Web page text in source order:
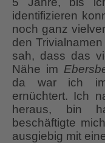
identifizieren
noch ganz
den Trivialnamen
sah, dass das
Nähe im
da war ich im
ernüchtert. Ich
heraus, bin
beschäftigte
ausgiebig mit